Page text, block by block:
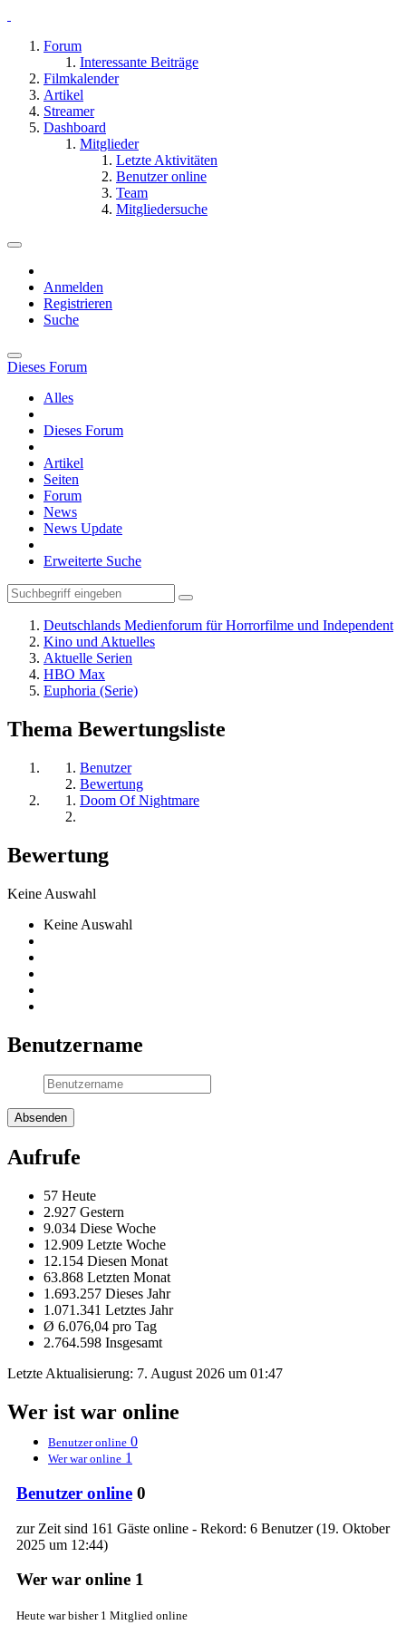
Forum
Interessante Beiträge
Filmkalender
Artikel
Streamer
Dashboard
Mitglieder
Letzte Aktivitäten
Benutzer online
Team
Mitgliedersuche
Anmelden
Registrieren
Suche
Dieses Forum
Alles
Dieses Forum
Artikel
Seiten
Forum
News
News Update
Erweiterte Suche
Deutschlands Medienforum für Horrorfilme und Independent
Kino und Aktuelles
Aktuelle Serien
HBO Max
Euphoria (Serie)
Thema Bewertungsliste
Benutzer
Bewertung
Doom Of Nightmare
Bewertung
Keine Auswahl
Keine Auswahl
Benutzername
Aufrufe
57 Heute
2.927 Gestern
9.034 Diese Woche
12.909 Letzte Woche
12.154 Diesen Monat
63.868 Letzten Monat
1.693.257 Dieses Jahr
1.071.341 Letztes Jahr
Ø 6.076,04 pro Tag
2.764.598 Insgesamt
Letzte Aktualisierung: 7. August 2026 um 01:47
Wer ist war online
Benutzer online 0
Wer war online 1
Benutzer online 0
zur Zeit sind 161 Gäste online - Rekord: 6 Benutzer (19. Oktober
2025 um 12:44)
Wer war online 1
Heute war bisher 1 Mitglied online